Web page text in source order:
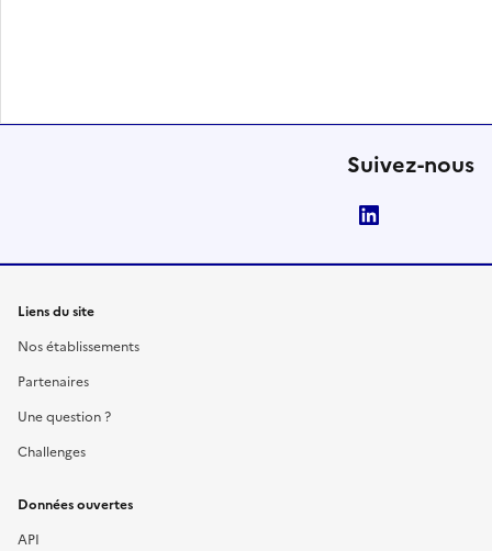
Suivez-nous
Liens du site
Nos établissements
Partenaires
Une question ?
Challenges
Données ouvertes
API